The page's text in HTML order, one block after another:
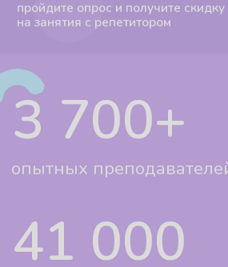
>1,8 млн
занятий мы провели по всем
школьным направлениям
детей занимаются с нами сейчас
Онлайн-занятия –
это эффективно